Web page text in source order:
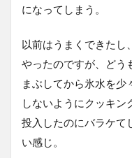
になってしまう。
以前はうまくできたし
やったのですが、どう
まぶしてから氷水を少
しないようにクッキン
投入したのにバラケて
い感じ。